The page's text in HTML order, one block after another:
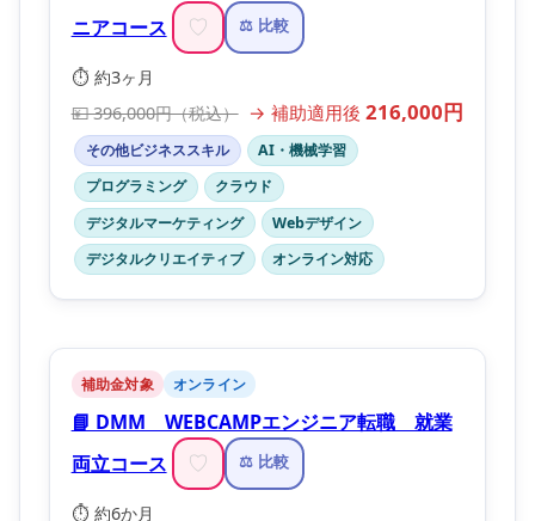
ニアコース
♡ ⚖️ 比較
⏱️ 約3ヶ月
💴 396,000円（税込） → 補助適用後 216,000円
その他ビジネススキル
AI・機械学習
プログラミング
クラウド
デジタルマーケティング
Webデザイン
デジタルクリエイティブ
オンライン対応
補助金対象 オンライン
📘 DMM WEBCAMPエンジニア転職 就業
両立コース
♡ ⚖️ 比較
⏱️ 約6か月